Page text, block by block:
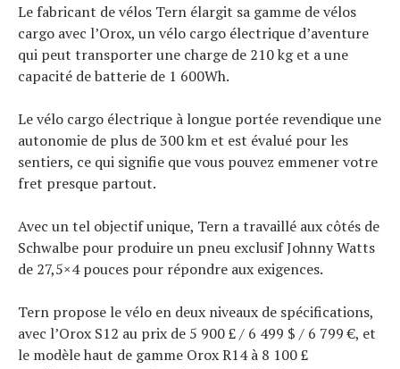
Le fabricant de vélos Tern élargit sa gamme de vélos
cargo avec l’Orox, un vélo cargo électrique d’aventure
qui peut transporter une charge de 210 kg et a une
capacité de batterie de 1 600Wh.
Le vélo cargo électrique à longue portée revendique une
autonomie de plus de 300 km et est évalué pour les
sentiers, ce qui signifie que vous pouvez emmener votre
fret presque partout.
Avec un tel objectif unique, Tern a travaillé aux côtés de
Schwalbe pour produire un pneu exclusif Johnny Watts
de 27,5×4 pouces pour répondre aux exigences.
Tern propose le vélo en deux niveaux de spécifications,
avec l’Orox S12 au prix de 5 900 £ / 6 499 $ / 6 799 €, et
le modèle haut de gamme Orox R14 à 8 100 £